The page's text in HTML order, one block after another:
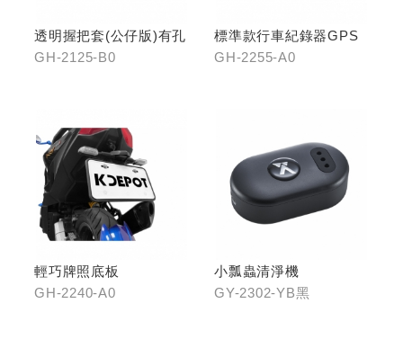
透明握把套(公仔版)有孔
GH-2125-B0
標準款行車紀錄器GPS
GH-2255-A0
輕巧牌照底板
GH-2240-A0
小瓢蟲清淨機
GY-2302-YB黑